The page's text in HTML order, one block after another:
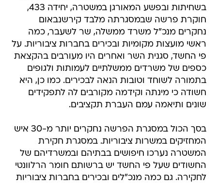
בשחיתות ובפשע המאורגן במשטרה, יחידה 433,
חוקרת פרשה שבמסגרתה מלבד קירשנבאום
נחקרים מנכ"ל משרד ממשלה, שר לשעבר, כמה
ראשי מועצות מקומיות ובכירים בחברות ציבוריות. על
פי החשד, סגנית השר ואחרים היו מעורבים בהקצאת
כספים של משרדים ממשלתיים לעמותות ולגופים
בתמורה לשוחד וטובות הנאה לבכירים. כמו כן, היא
חשודה כי מינתה וקידמה מקורבים לה לתפקידים
שונים ותיאמה עמם העברת תקציבים.
בסך הכול במסגרת הפרשה נחקרים יותר מ-30 איש
המחזיקים במשרות ציבוריות. במסגרת חקירת
המשטרה נערכו חיפושים בבתיהם ובמשרדיהם של
החשודים שעל פי החשד יש ברשותם חומר הרלוונטי
לחקירה. גם כמה מנכ"לים ובכירים בחברות ציבוריות